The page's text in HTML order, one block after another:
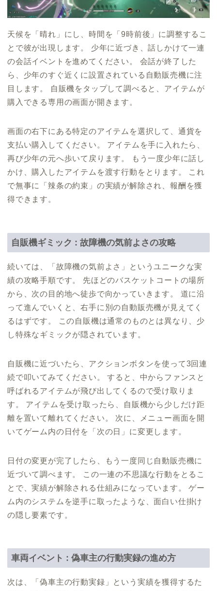
天候を「晴れ」にし、時間を「9時前後」に調整するこ
とで彼が出現します。 少年に近づき、話しかけて一連
の会話イベントを進めてください。 会話が終了した
ら、少年のすぐ近くに設置されている自動販売機に注
目します。 自販機をタップして調べると、アイテムが
購入できる専用の画面が開きます。
画面の右下にある特定のアイテムを選択して、通貨を
支払い購入してください。 アイテムを手に入れたら、
再び少年の元へ歩いて戻ります。 もう一度少年に話し
かけ、購入したアイテムを渡す行動をとります。 これ
で無事に「辣条の約束」の実績が解除され、報酬を獲
得できます。
自販機ギミック : 故障機の気前よさの攻略
続いては、「故障機の気前よさ」というユニークな実
績の攻略手順です。 先ほどのバスケットコートの場所
から、次の目的地へ徒歩で向かっていきます。 道に沿
って進んでいくと、右手に別の自動販売機が見えてく
るはずです。 この自販機は通常のものとは異なり、少
し特殊なギミックが隠されています。
自販機に近づいたら、アクションボタンを使って3回連
続で叩いてみてください。 すると、中からファンスと
呼ばれるアイテムが飛び出してくるので受け取りま
す。 アイテムを受け取ったら、自販機から少しだけ距
離を置いて離れてください。 次に、メニュー画面を開
いてゲーム内の日付を「次の日」に変更します。
日付の変更が完了したら、もう一度同じ自動販売機に
近づいて調べます。 この一連の不思議な行動をとるこ
とで、実績が解除される仕組みになっています。 ゲー
ム内のシステムを逆手に取ったような、面白い仕掛け
の隠し要素です。
車両イベント : 偽車主の行動実録の進め方
次は、「偽車主の行動実録」という実績を獲得するた